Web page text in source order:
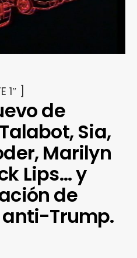
]
de
Sia,
Marilyn
Lips… y
de
Trump.